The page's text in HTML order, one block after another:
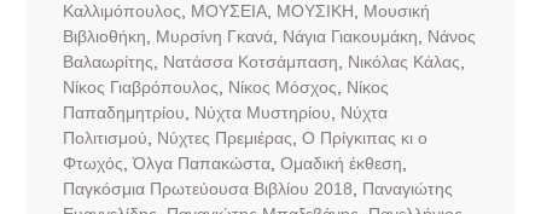
Καλλιμόπουλος
ΜΟΥΣΕΙΑ, ΜΟΥΣΙΚΗ
Μουσική
Βιβλιοθήκη
Μυρσίνη Γκανά, Νάγια Γιακουμάκη
Νάνος
Βαλαωρίτης
Νατάσσα Κοτσάμπαση Νικόλας Κάλας
Νίκος Γιαβρόπουλος
Νίκος Μόσχος
Νίκος
Παπαδημητρίου
Νύχτα Μυστηρίου
Νύχτα
Πολιτισμού
Νύχτες Πρεμιέρας Ο Πρίγκιπας κι ο
Φτωχός ,Όλγα Παπακώστα, Ομαδική έκθεση
Παγκόσμια Πρωτεύουσα Βιβλίου 2018
Παναγιώτης